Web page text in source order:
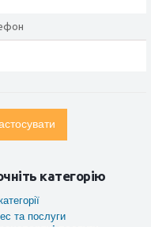
категорію
та послуги